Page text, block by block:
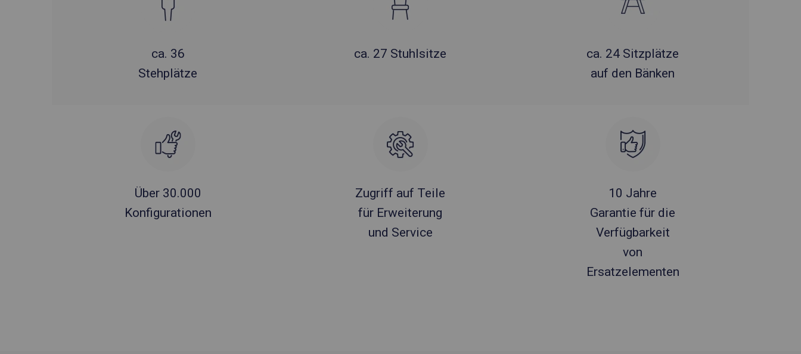
ca. 36
Stehplätze
ca. 27 Stuhlsitze
ca. 24 Sitzplätze
auf den Bänken
Über 30.000
Konfigurationen
Zugriff auf Teile
für Erweiterung
und Service
10 Jahre
Garantie für die
Verfügbarkeit
von
Ersatzelementen